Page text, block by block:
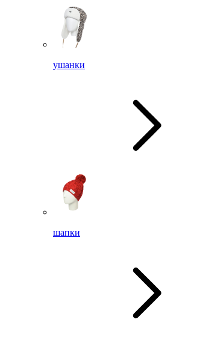
ушанки
шапки